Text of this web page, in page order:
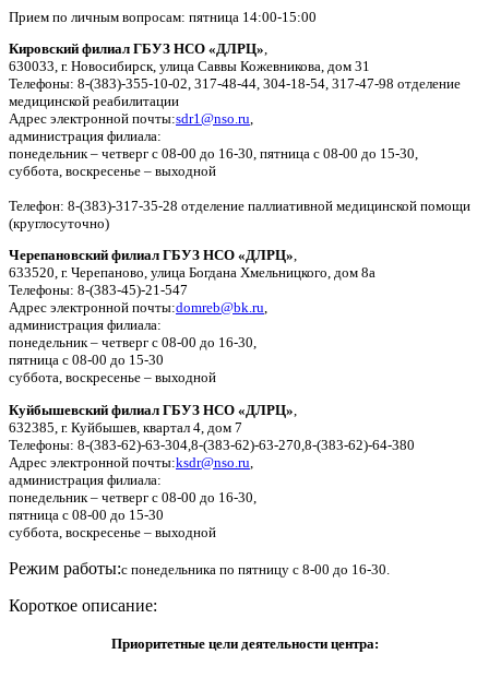
Прием по личным вопросам: пятница 14:00-15:00
Кировский филиал ГБУЗ НСО «ДЛРЦ»
630033, г. Новосибирск, улица Саввы Кожевникова, дом 31
Телефоны: 8-(383)-355-10-02, 317-48-44, 304-18-54, 317-47-98 отделение
медицинской реабилитации
Адрес электронной почты:sdr1@nso.ru
администрация филиала:
понедельник – четверг с 08-00 до 16-30, пятница с 08-00 до 15-30,
суббота, воскресенье – выходной
Телефон: 8-(383)-317-35-28 отделение паллиативной медицинской помощи
(круглосуточно)
Черепановский филиал ГБУЗ НСО «ДЛРЦ»,
633520, г. Черепаново, улица Богдана Хмельницкого, дом 8а
Телефоны: 8-(383-45)-21-547
Адрес электронной почты:domreb@bk.ru,
администрация филиала:
понедельник – четверг с 08-00 до 16-30,
пятница с 08-00 до 15-30
суббота, воскресенье – выходной
Куйбышевский филиал ГБУЗ НСО «ДЛРЦ»
632385, г. Куйбышев, квартал 4, дом 7
Телефоны: 8-(383-62)-63-304,8-(383-62)-63-270,8-(383-62)-64-380
Адрес электронной почты:ksdr@nso.ru
администрация филиала:
понедельник – четверг с 08-00 до 16-30,
пятница с 08-00 до 15-30
суббота, воскресенье – выходной
Режим работы:с понедельника по пятницу с 8-00 до 16-30.
Короткое описание:
Приоритетные цели деятельности центра: